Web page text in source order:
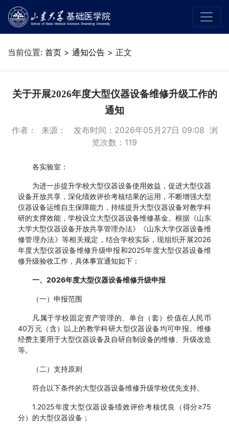
当前位置: 首页 > 通知公告 > 正文
关于开展2026年度大型仪器设备维修升级工作的
通知
作者： 来源： 发布时间：2026年05月27日 09:08 浏
览次数： 119
各实验室：
为进一步提升学校大型仪器设备使用效益，促进大型仪器
设备开放共享，深化绩效评价考核结果的运用，不断增强大型
仪器设备运维自主保障能力，持续提升大型仪器设备对教学科
研的支撑效能，学校设立大型仪器设备维修基金。根据《山东
大学大型仪器设备开放共享管理办法》《山东大学仪器设备维
修管理办法》等相关规定，结合学校实际，现组织开展2026
年度大型仪器设备维修升级申报和2025年度大型仪器设备维
修升级验收工作，具体事宜通知如下：
一、2026年度大型仪器设备维修升级申报
（一）申报范围
凡属于学校固定资产管理的、单台（套）价值在人民币
40万元（含）以上的教学科研大型仪器设备均可申报。维修
经费主要用于大型仪器设备及自研自制设备的维修、升级改造
等。
（二）支持原则
符合以下条件的大型仪器设备维修升级学校优先支持。
1.2025年度大型仪器设备绩效评价考核优良（得分≥75
分）的大型仪器设备；